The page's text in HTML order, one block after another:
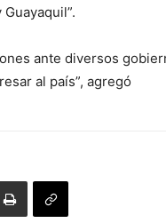
ante diversos
al país”, agregó